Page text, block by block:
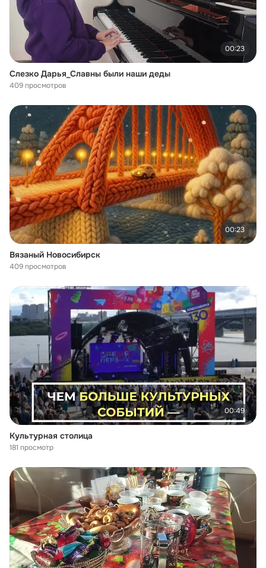
00:23
Слезко Дарья_Славны были наши деды
409 просмотров
00:23
Вязаный Новосибирск
409 просмотров
00:49
Культурная столица
181 просмотр